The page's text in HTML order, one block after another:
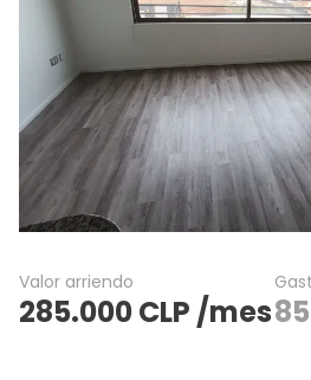
Valor arriendo
285.000CLP /mes